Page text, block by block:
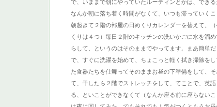
で、いままで朝にやっていたルーティンとかは、でき
なんか朝に落ち着く時間がなくて、いつも滞っていく
朝起きて２階の部屋の日めくりカレンダーを替えて、
くりは４つ）毎日２階のキッチンの洗いかごに水を溜
らして、というのはそのままでやってます。まあ簡単
で、すぐに洗濯を始めて、ちょこっと軽く拭き掃除を
た食器たちを仕舞ってそのままお昼の下準備をして、
て、干したら２階でストレッチをして、てことで、英
る、といことができなくて（なんか座る前に座らない